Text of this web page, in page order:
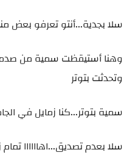
سلا بجدية...أنتو تعرفو بعض
وهنا أستيقظت سمية من
وتحدثت بتوتر
سمية بتوتر...كنا زمايل في
سلا بعدم تصديق...اهاااااا تمام